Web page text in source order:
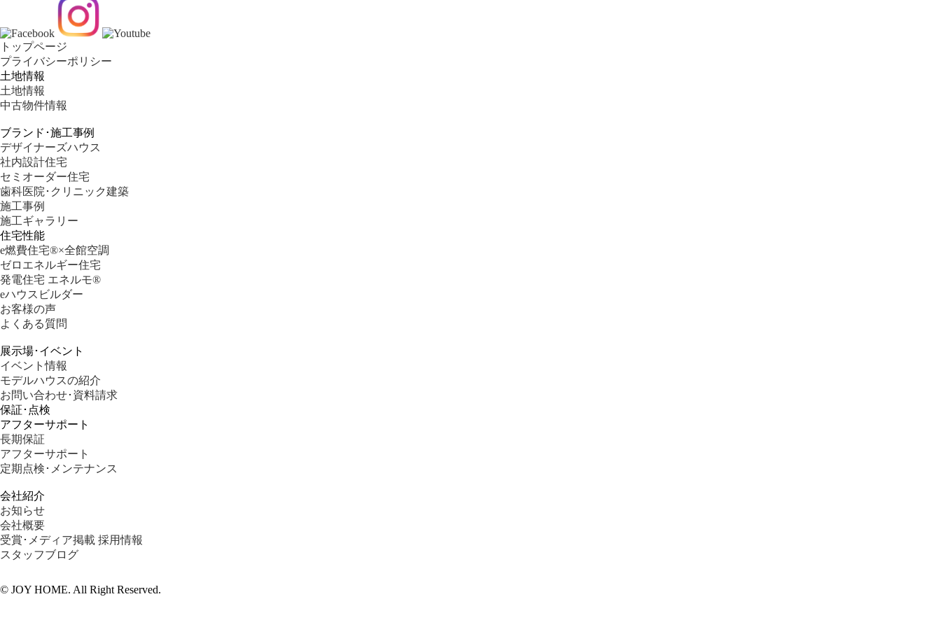
トップページ
プライバシーポリシー
土地情報
土地情報
中古物件情報
ブランド･施工事例
デザイナーズハウス
社内設計住宅
セミオーダー住宅
歯科医院･クリニック建築
施工事例
施工ギャラリー
住宅性能
e燃費住宅®︎×全館空調
ゼロエネルギー住宅
発電住宅 エネルモ®
eハウスビルダー
お客様の声
よくある質問
展示場･イベント
イベント情報
モデルハウスの紹介
お問い合わせ･資料請求
保証･点検
アフターサポート
長期保証
アフターサポート
定期点検･メンテナンス
会社紹介
お知らせ
会社概要
受賞･メディア掲載 採用情報
スタッフブログ
©︎ JOY HOME. All Right Reserved.